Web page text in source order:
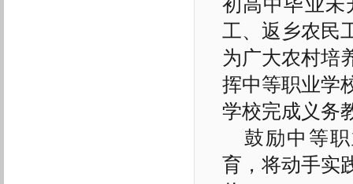
工、返乡农民
为广大农村培
挥中等职业学
学校完成义务
鼓励中等
育，将动手实